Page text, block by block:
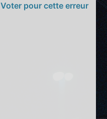
Voter pour cette erreur